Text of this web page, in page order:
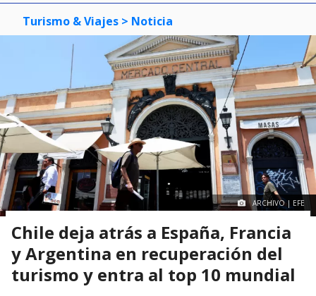
Turismo & Viajes > Noticia
ARCHIVO | EFE
Chile deja atrás a España, Francia
y Argentina en recuperación del
turismo y entra al top 10 mundial